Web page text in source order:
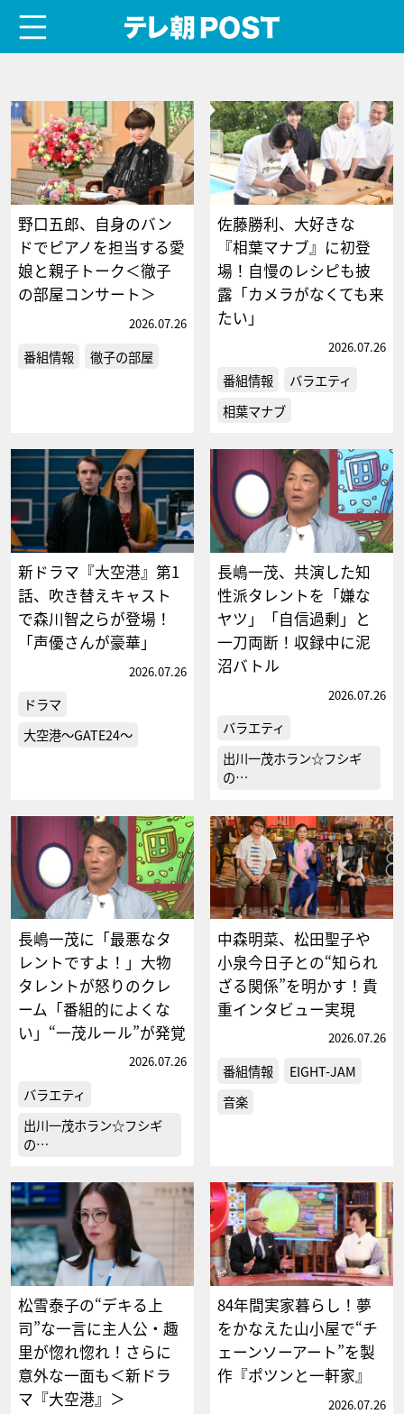
野口五郎、自身のバン
ドでピアノを担当する愛
娘と親子トーク＜徹子
の部屋コンサート＞
2026.07.26
番組情報 徹子の部屋
佐藤勝利、大好きな
『相葉マナブ』に初登
場！自慢のレシピも披
露「カメラがなくても来
たい」
2026.07.26
番組情報
バラエティ
相葉マナブ
新ドラマ『大空港』第1
話、吹き替えキャスト
で森川智之らが登場！
「声優さんが豪華」
2026.07.26
ドラマ
大空港～GATE24～
長嶋一茂、共演した知
性派タレントを「嫌な
ヤツ」「自信過剰」と
一刀両断！収録中に泥
沼バトル
2026.07.26
バラエティ
出川一茂ホラン☆フシギ
の…
長嶋一茂に「最悪なタ
レントですよ！」大物
タレントが怒りのクレ
ーム「番組的によくな
い」“一茂ルール”が発覚
2026.07.26
バラエティ
出川一茂ホラン☆フシギ
の…
中森明菜、松田聖子や
小泉今日子との“知られ
ざる関係”を明かす！貴
重インタビュー実現
2026.07.26
番組情報
EIGHT-JAM
音楽
松雪泰子の“デキる上
司”な一言に主人公・趣
里が惚れ惚れ！さらに
意外な一面も＜新ドラ
マ『大空港』＞
84年間実家暮らし！夢
をかなえた山小屋で“チ
ェーンソーアート”を製
作『ポツンと一軒家』
2026.07.26